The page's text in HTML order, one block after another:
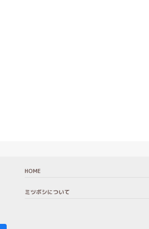
HOME
ミツボシについて